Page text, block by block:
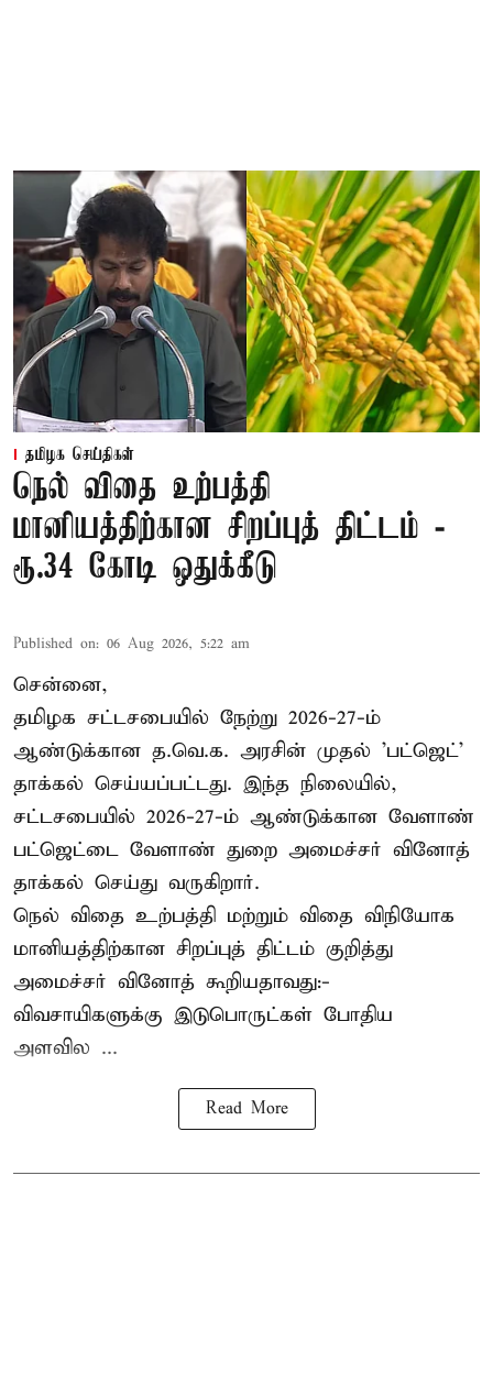
தமிழக செய்திகள்
நெல் விதை உற்பத்தி
மானியத்திற்கான சிறப்புத் திட்டம் -
ரூ.34 கோடி ஒதுக்கீடு
Published on: 06 Aug 2026, 5:22 am
சென்னை,
தமிழக சட்டசபையில் நேற்று 2026-27-ம்
ஆண்டுக்கான த.வெ.க. அரசின் முதல் 'பட்ஜெட்'
தாக்கல் செய்யப்பட்டது. இந்த நிலையில்,
சட்டசபையில் 2026-27-ம் ஆண்டுக்கான வேளாண்
பட்ஜெட்டை வேளாண் துறை அமைச்சர் வினோத்
தாக்கல் செய்து வருகிறார்.
நெல் விதை உற்பத்தி மற்றும் விதை விநியோக
மானியத்திற்கான சிறப்புத் திட்டம் குறித்து
அமைச்சர் வினோத் கூறியதாவது:-
விவசாயிகளுக்கு இடுபொருட்கள் போதிய
அளவில ...
Read More